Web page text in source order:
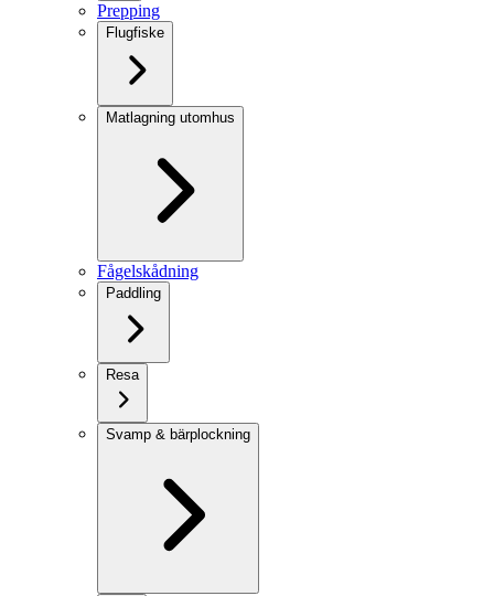
Prepping
Flugfiske
Matlagning utomhus
Fågelskådning
Paddling
Resa
Svamp & bärplockning